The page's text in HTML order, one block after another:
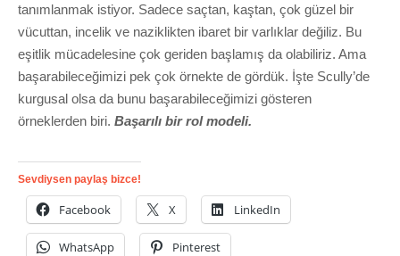
tanımlanmak istiyor. Sadece saçtan, kaştan, çok güzel bir
vücuttan, incelik ve naziklikten ibaret bir varlıklar değiliz. Bu
eşitlik mücadelesine çok geriden başlamış da olabiliriz. Ama
başarabileceğimizi pek çok örnekte de gördük. İşte Scully’de
kurgusal olsa da bunu başarabileceğimizi gösteren
örneklerden biri. Başarılı bir rol modeli.
Sevdiysen paylaş bizce!
Facebook X LinkedIn
WhatsApp Pinterest